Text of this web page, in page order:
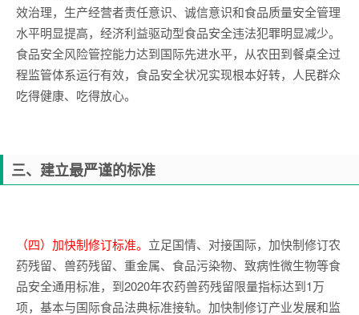
效治理，生产经营者责任意识、诚信意识和食品质量安全管理
水平明显提高，经济利益驱动型食品安全违法犯罪明显减少。
食品安全风险管控能力达到国际先进水平，从农田到餐桌全过
程监管体系运行有效，食品安全状况实现根本好转，人民群众
吃得健康、吃得放心。
三、建立最严谨的标准
（四）加快制修订标准。 立足国情、对接国际，加快制修订农
药残留、兽药残留、重金属、食品污染物、致病性微生物等食
品安全通用标准，到2020年农药兽药残留限量指标达到1万
项，基本与国际食品法典标准接轨。加快制修订产业发展和监